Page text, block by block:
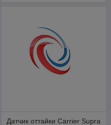
Датчик оттайки Carrier Supra